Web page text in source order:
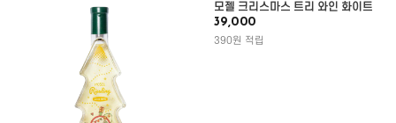
모젤 크리스마스 트리 와인 화이트
39,000
390원 적립